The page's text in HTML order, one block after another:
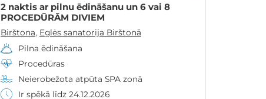
2 naktis ar pilnu ēdināšanu un 6 vai 8
PROCEDŪRĀM DIVIEM
Birštona, Eglės sanatorija Birštonā
Pilna ēdināšana
Procedūras
Neierobežota atpūta SPA zonā
Ir spēkā līdz 24.12.2026